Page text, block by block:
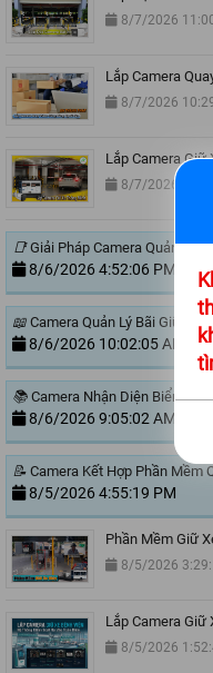
8/7/2026
Lắp Camera
8/7/2026
Lắp Camera Giữ
8/7/2026
📑 Giải Pháp Camera Quản Lý
8/6/2026 4:52:06 PM
📖 Camera Quản Lý Bãi Giữ Xe
8/6/2026 10:02:05 AM
📚 Camera Nhận Diện Biển Số
8/6/2026 9:05:02 AM
📝 Camera Kết Hợp Phần Mềm
8/5/2026 4:55:19 PM
Phần Mềm Giữ
8/5/2026
Lắp Camera Giữ
8/5/2026